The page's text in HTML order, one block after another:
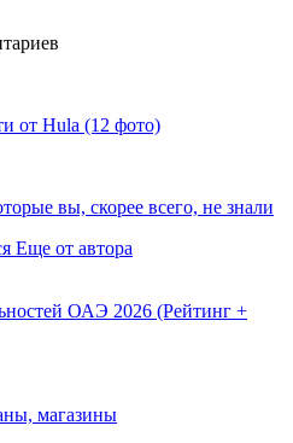
от Hula (12 фото)
вы, скорее всего, не знали
Еще от автора
ОАЭ 2026 (Рейтинг +
магазины